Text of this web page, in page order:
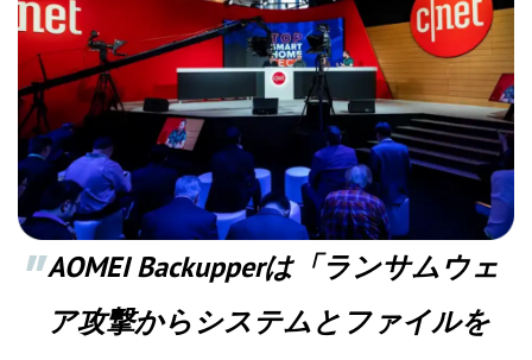
AOMEI Backupperは「ランサムウェ
ア攻撃からシステムとファイルを